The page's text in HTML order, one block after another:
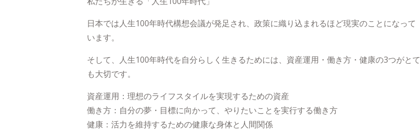
日本では人生100年時代構想会議が発足され、政策に織り込まれるほど現実のことになって
います。
そして、人生100年時代を自分らしく生きるためには、資産運用・働き方・健康の3つがとて
も大切です。
資産運用：理想のライフスタイルを実現するための資産
働き方：自分の夢・目標に向かって、やりたいことを実行する働き方
健康：活力を維持するための健康な身体と人間関係